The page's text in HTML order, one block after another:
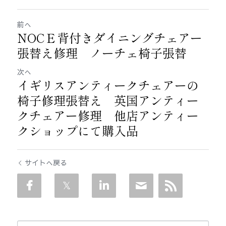
前へ
NOCＥ背付きダイニングチェアー
張替え修理 ノーチェ椅子張替
次へ
イギリスアンティークチェアーの
椅子修理張替え 英国アンティー
クチェアー修理 他店アンティー
クショップにて購入品
サイトへ戻る